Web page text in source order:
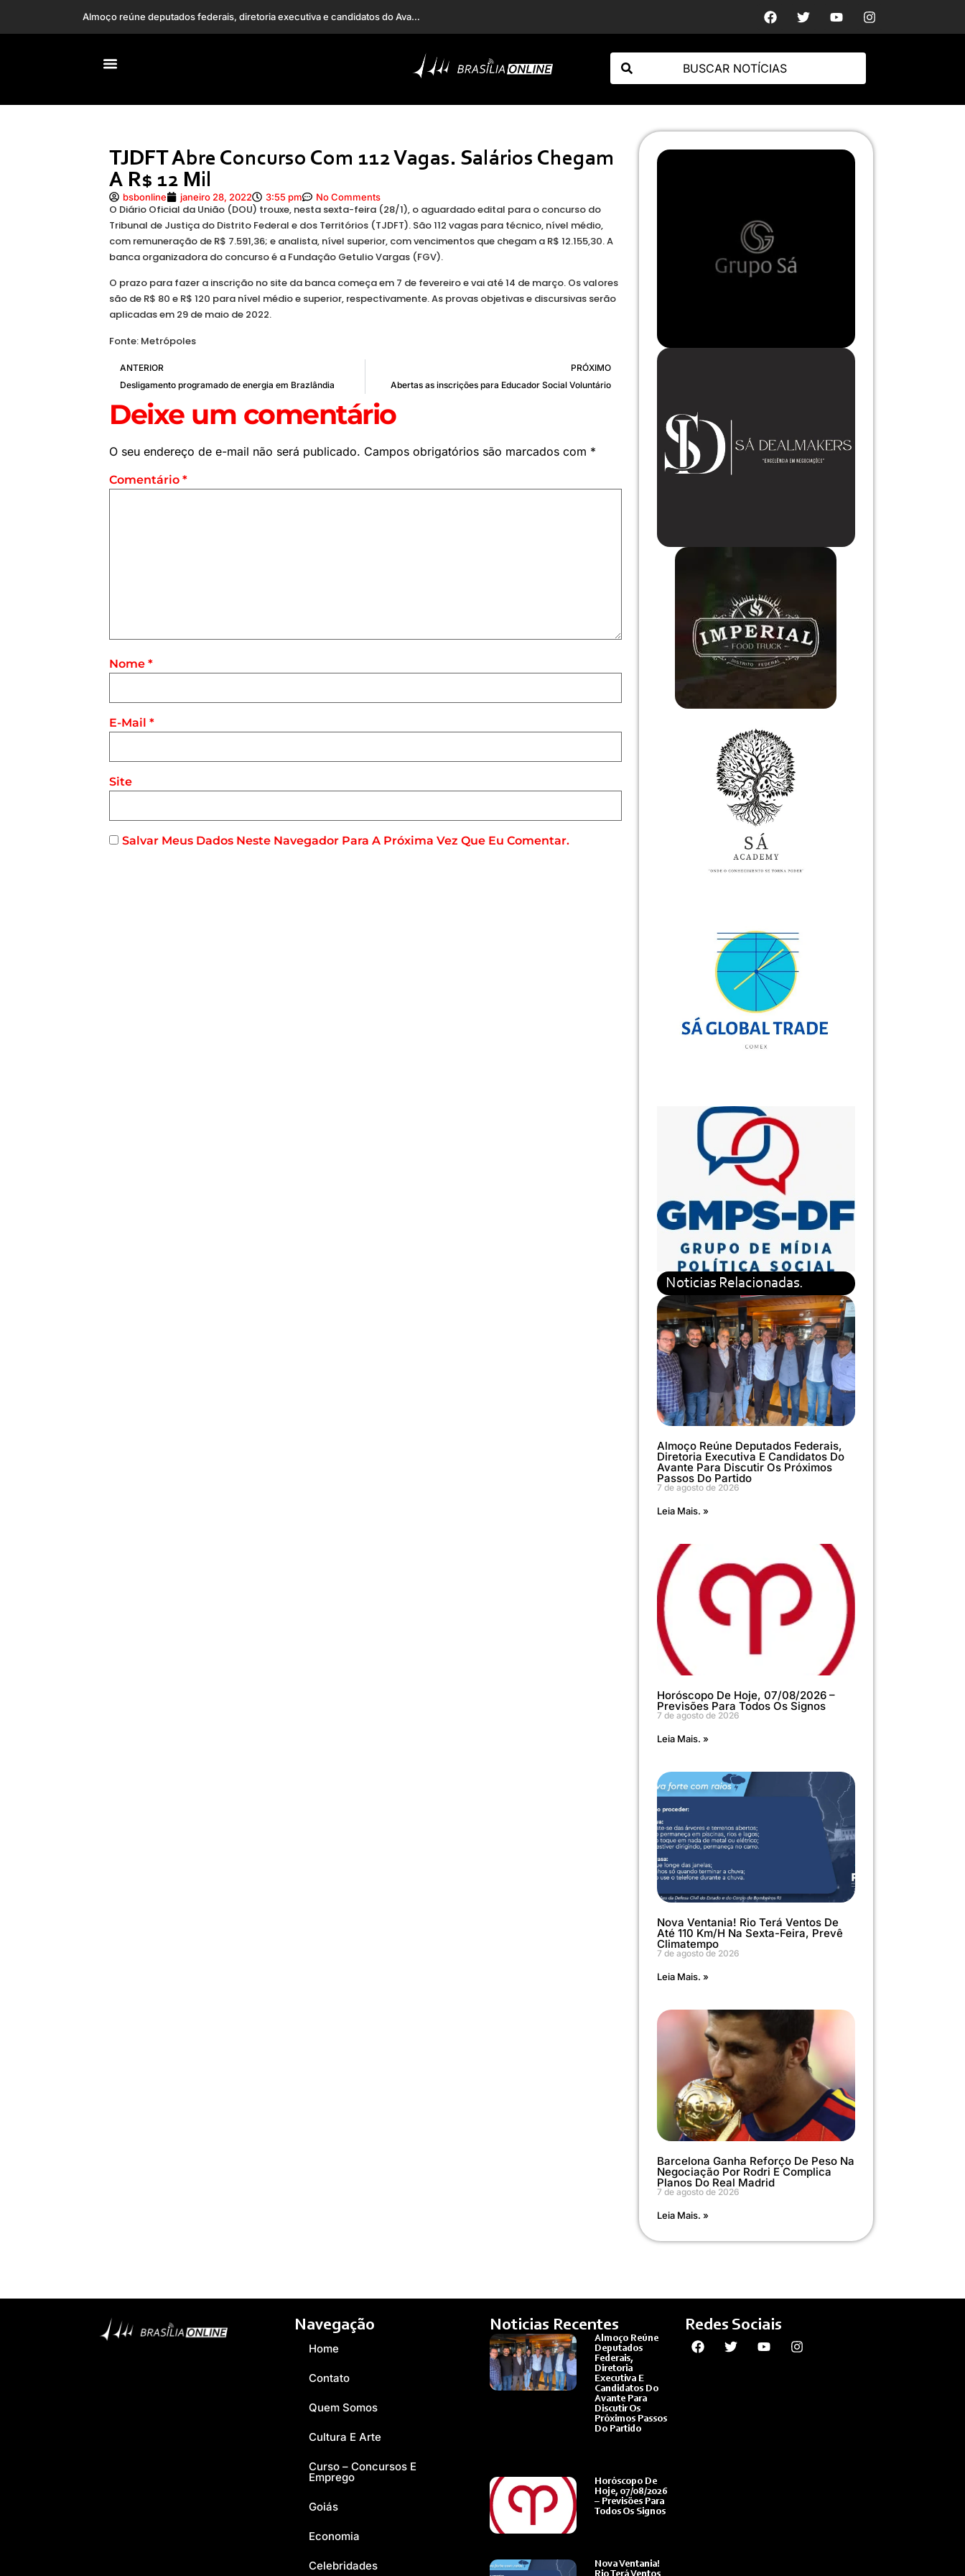
Horóscopo de h Nova ventania! Rio terá ventos de até 110 km/h na sexta-feira, prevê Climatempo
Barcelona ganha reforço de peso na negociação por Rodri e complica planos do Real Madrid
TJDFT Abre Concurso Com 112 Vagas. Salários Chegam
A R$ 12 Mil
bsbonline janeiro 28, 2022 3:55 pm No Comments
O Diário Oficial da União (DOU) trouxe, nesta sexta-feira (28/1), o aguardado edital para o concurso do
Tribunal de Justiça do Distrito Federal e dos Territórios (TJDFT). São 112 vagas para técnico, nível médio,
com remuneração de R$ 7.591,36; e analista, nível superior, com vencimentos que chegam a R$ 12.155,30. A
banca organizadora do concurso é a Fundação Getulio Vargas (FGV).
O prazo para fazer a inscrição no site da banca começa em 7 de fevereiro e vai até 14 de março. Os valores
são de R$ 80 e R$ 120 para nível médio e superior, respectivamente. As provas objetivas e discursivas serão
aplicadas em 29 de maio de 2022.
Fonte: Metrópoles
ANTERIOR
Desligamento programado de energia em Brazlândia
PRÓXIMO
Abertas as inscrições para Educador Social Voluntário
Deixe um comentário
O seu endereço de e-mail não será publicado. Campos obrigatórios são marcados com *
Comentário *
Nome *
E-Mail *
Site
Salvar Meus Dados Neste Navegador Para A Próxima Vez Que Eu Comentar.
Noticias Relacionadas.
Almoço Reúne Deputados Federais,
Diretoria Executiva E Candidatos Do
Avante Para Discutir Os Próximos
Passos Do Partido
7 de agosto de 2026
Leia Mais. »
Horóscopo De Hoje, 07/08/2026 –
Previsões Para Todos Os Signos
7 de agosto de 2026
Leia Mais. »
Nova Ventania! Rio Terá Ventos De
Até 110 Km/h Na Sexta-Feira, Prevê
Climatempo
7 de agosto de 2026
Leia Mais. »
Barcelona Ganha Reforço De Peso Na
Negociação Por Rodri E Complica
Planos Do Real Madrid
7 de agosto de 2026
Leia Mais. »
Navegação
Home
Contato
Quem Somos
Cultura E Arte
Curso – Concursos E
Emprego
Goiás
Economia
Celebridades
Noticias Recentes
Almoço Reúne
Deputados
Federais,
Diretoria
Executiva E
Candidatos Do
Avante Para
Discutir Os
Próximos Passos
Do Partido
Horóscopo De
Hoje, 07/08/2026
– Previsões Para
Todos Os Signos
Nova Ventania!
Redes Sociais